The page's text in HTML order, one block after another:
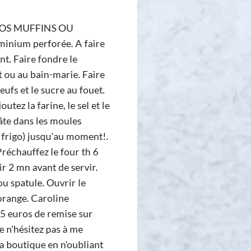
MUFFINS OU
perforée. A faire
Faire fondre le
au bain-marie. Faire
et le sucre au fouet.
la farine, le sel et le
dans les moules
jusqu'au moment!.
le four th 6
2 mn avant de servir.
spatule. Ouvrir le
Caroline
euros de remise sur
pas à me
boutique en n'oubliant